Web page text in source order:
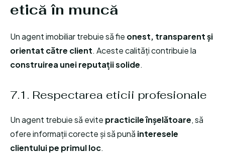
etică în muncă
Un agent imobiliar trebuie să fie onest, transparent și
orientat către client. Aceste calități contribuie la
construirea unei reputații solide.
7.1. Respectarea eticii profesionale
Un agent trebuie să evite practicile înșelătoare, să
ofere informații corecte și să pună interesele
clientului pe primul loc.